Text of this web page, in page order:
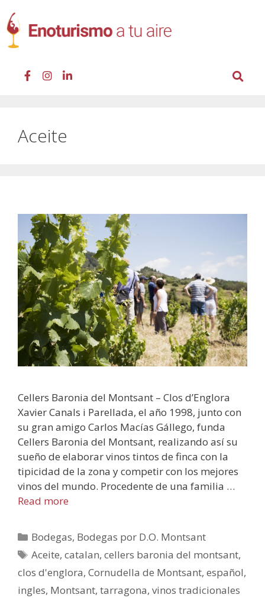
Aceite
Cellers Baronia del Montsant – Clos d’Englora
Xavier Canals i Parellada, el año 1998, junto con
su gran amigo Carlos Macías Gállego, funda
Cellers Baronia del Montsant, realizando así su
sueño de elaborar vinos tintos de finca con la
tipicidad de la zona y competir con los mejores
vinos del mundo. Procedente de una familia …
Read more
Bodegas, Bodegas por D.O. Montsant
Aceite,catalan,cellers baronia del montsant,
clos d'englora, Cornudella de Montsant, español,
ingles, Montsant, tarragona, vinos tradicionales